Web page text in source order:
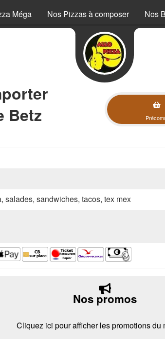
Méga Nos Pizzas à composer Nos
Betz
salades, sandwiches, tacos, tex mex
Nos promos
Cliquez ici pour afficher les promotions du